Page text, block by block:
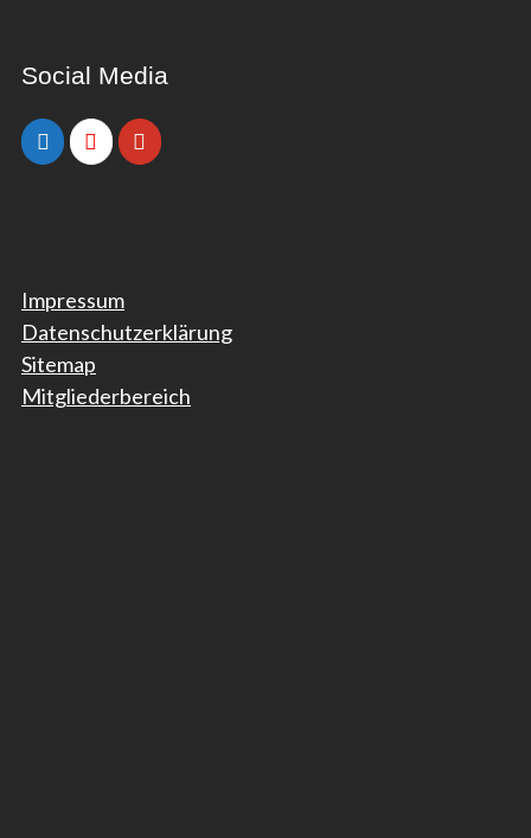
Social Media
Impressum
Datenschutzerklärung
Sitemap
Mitgliederbereich